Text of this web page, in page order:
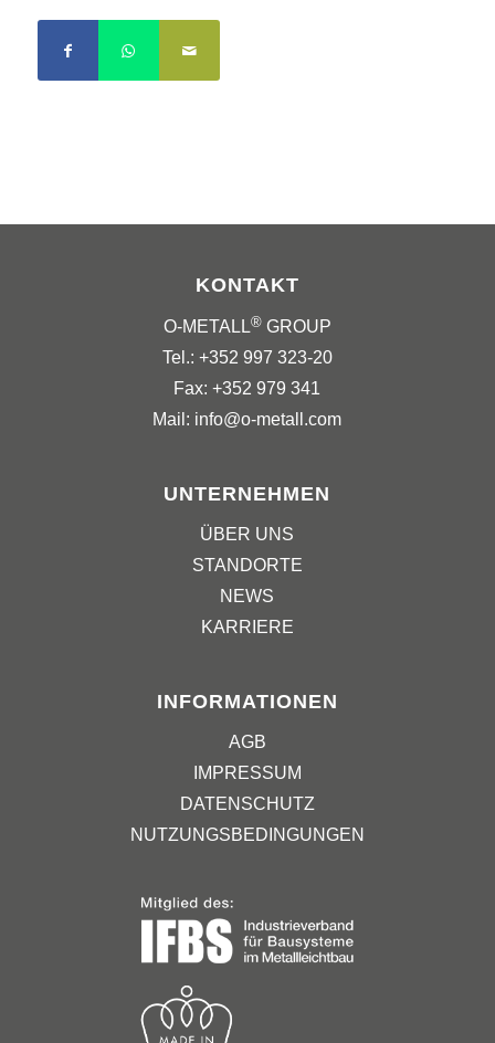
KONTAKT
O-METALL®GROUP
Tel.: +352 997 323-20
Fax: +352 979 341
Mail: info@o-metall.com
UNTERNEHMEN
ÜBER UNS
STANDORTE
NEWS
KARRIERE
INFORMATIONEN
AGB
IMPRESSUM
DATENSCHUTZ
NUTZUNGSBEDINGUNGEN